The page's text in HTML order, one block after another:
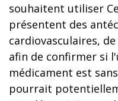
souhaitent utiliser
présentent des
cardiovasculaires,
afin de confirmer si
médicament est
pourrait